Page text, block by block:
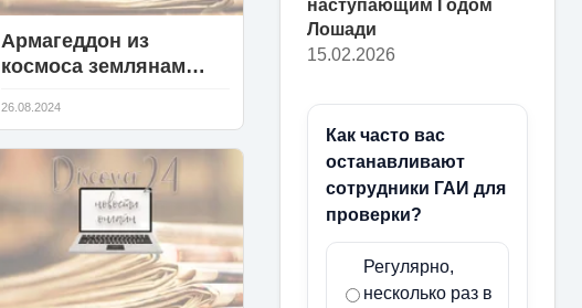
Армагеддон из
космоса землянам
метеориты ведут себя
26.08.2024
наступающим Годом
Лошади
15.02.2026
Как часто вас
останавливают
сотрудники ГАИ для
проверки?
Регулярно,
несколько раз в